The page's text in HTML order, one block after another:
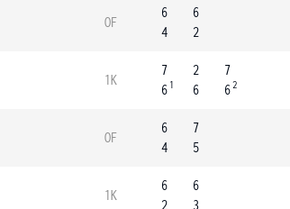
OF
6
4
6
2
1K
7
6 1
2
6
7
62
OF
6
4
7
5
1K
6
2
6
3